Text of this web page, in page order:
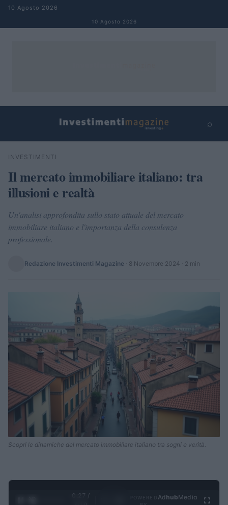
Salta al contenuto
10 Agosto 2026
10 Agosto 2026
⌕
Cerca
INVESTIMENTI
Il mercato immobiliare italiano: tra
illusioni e realtà
Un'analisi approfondita sullo stato attuale del mercato
immobiliare italiano e l'importanza della consulenza
professionale.
Redazione Investimenti Magazine · 8 Novembre 2024 · 2 min
Scopri le dinamiche del mercato immobiliare italiano tra sogni e verità.
0:28 /
Ad hubMedia